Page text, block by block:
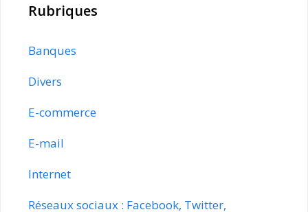
Rubriques
Banques
Divers
E-commerce
E-mail
Internet
Réseaux sociaux : Facebook, Twitter,